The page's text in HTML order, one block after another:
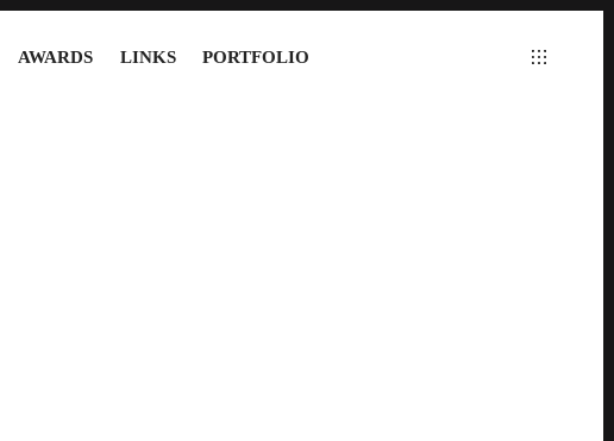
AWARDS LINKS PORTFOLIO